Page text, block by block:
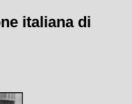
italiana di